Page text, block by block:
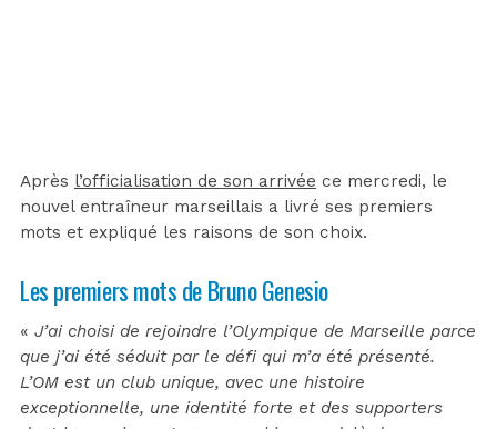
Après l’officialisation de son arrivée ce mercredi, le
nouvel entraîneur marseillais a livré ses premiers
mots et expliqué les raisons de son choix.
Les premiers mots de Bruno Genesio
« J’ai choisi de rejoindre l’Olympique de Marseille parce
que j’ai été séduit par le défi qui m’a été présenté.
L’OM est un club unique, avec une histoire
exceptionnelle, une identité forte et des supporters